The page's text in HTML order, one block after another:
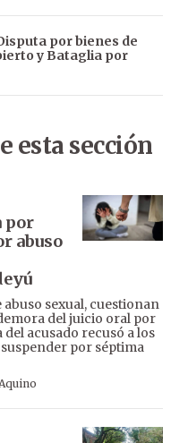
por bienes de
y Bataglia por
esta sección
por
abuso
sexual, cuestionan
del juicio oral por
del acusado recusó a los
por séptima